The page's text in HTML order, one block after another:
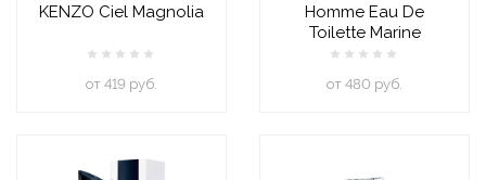
KENZO Ciel Magnolia
oт 419 руб.
Homme Eau De
Toilette Marine
oт 480 руб.